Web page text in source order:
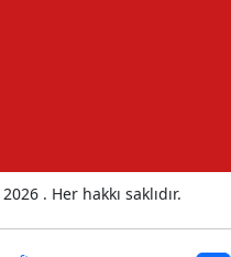
. Her hakkı saklıdır.